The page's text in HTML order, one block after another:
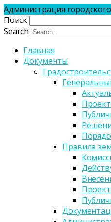
Администрация
Поиск
Search
Главная
Документы
Правила